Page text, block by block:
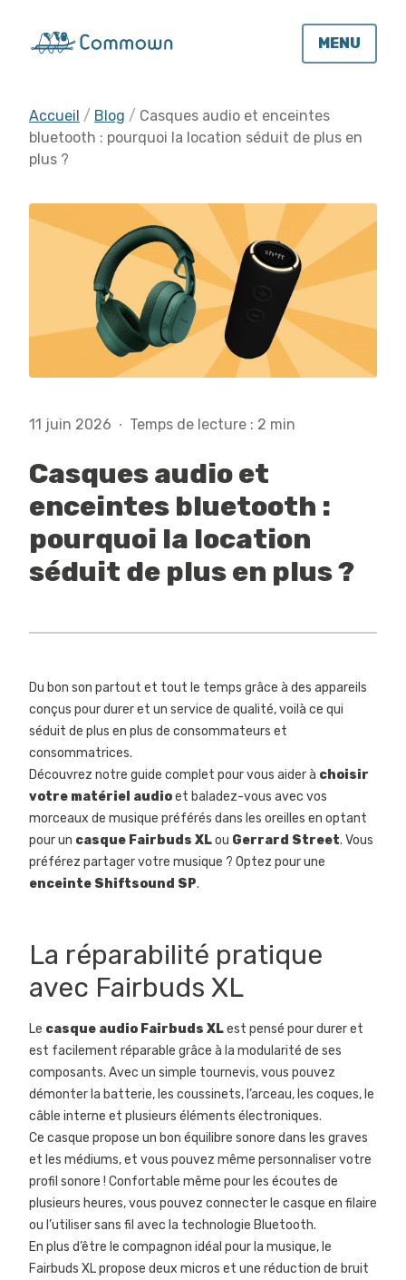
MENU
Accueil Blog
Casques audio et enceintes
bluetooth : pourquoi la location séduit de plus en
plus ?
Casques audio et
enceintes bluetooth :
pourquoi la location
séduit de plus en plus ?
11 juin 2026 · Temps de lecture : 2 min
Du bon son partout et tout le temps grâce à des appareils
conçus pour durer et un service de qualité, voilà ce qui
séduit de plus en plus de consommateurs et
consommatrices.
Découvrez notre guide complet pour vous aider à choisir
votre matériel audioet baladez-vous avec vos
morceaux de musique préférés dans les oreilles en optant
pour un casque Fairbuds XLou Gerrard Street. Vous
préférez partager votre musique ? Optez pour une
enceinte Shiftsound SP.
La réparabilité pratique
avec Fairbuds XL
Le casque audio Fairbuds XLest pensé pour durer et
est facilement réparable grâce à la modularité de ses
composants. Avec un simple tournevis, vous pouvez
démonter la batterie, les coussinets, l’arceau, les coques, le
câble interne et plusieurs éléments électroniques.
Ce casque propose un bon équilibre sonore dans les graves
et les médiums, et vous pouvez même personnaliser votre
profil sonore ! Confortable même pour les écoutes de
plusieurs heures, vous pouvez connecter le casque en filaire
ou l’utiliser sans fil avec la technologie Bluetooth.
En plus d’être le compagnon idéal pour la musique, le
Fairbuds XL propose deux micros et une réduction de bruit